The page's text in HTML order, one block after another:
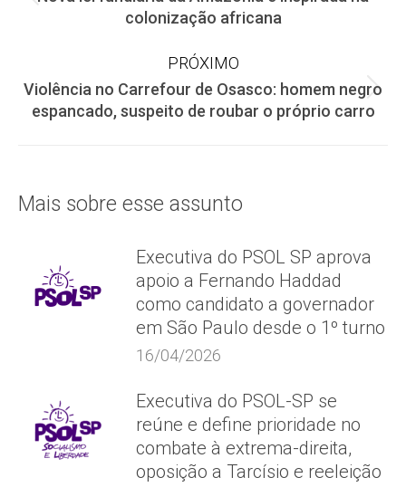
de
anterior:
colonização africana
PRÓXIMO
Próximo
post:
Violência no Carrefour de Osasco: homem negro
espancado, suspeito de roubar o próprio carro
Mais sobre esse assunto
Executiva do PSOL SP aprova
apoio a Fernando Haddad
como candidato a governador
em São Paulo desde o 1º turno
16/04/2026
Executiva do PSOL-SP se
reúne e define prioridade no
combate à extrema-direita,
oposição a Tarcísio e reeleição